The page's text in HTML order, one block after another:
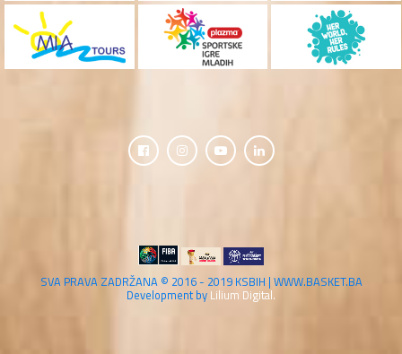
SVA PRAVA ZADRŽANA © 2016 - 2019 KSBIH | WWW.BASKET.BA
Development by Lilium Digital.